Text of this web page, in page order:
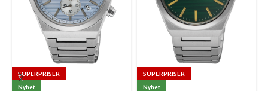
SUPERPRISER
Nyhet
SUPERPRISER
Nyhet